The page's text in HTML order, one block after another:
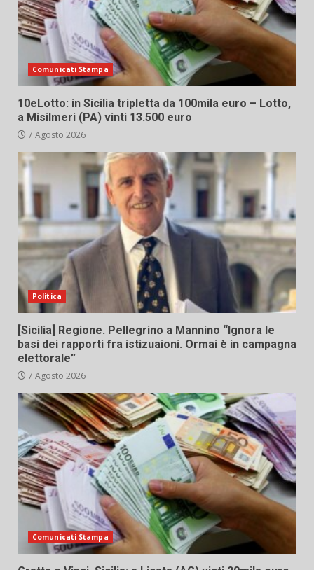
Comunicati Stampa
10eLotto: in Sicilia tripletta da 100mila euro – Lotto,
a Misilmeri (PA) vinti 13.500 euro
7 Agosto 2026
Politica
[Sicilia] Regione. Pellegrino a Mannino “Ignora le
basi dei rapporti fra istizuaioni. Ormai è in campagna
elettorale”
7 Agosto 2026
Comunicati Stampa